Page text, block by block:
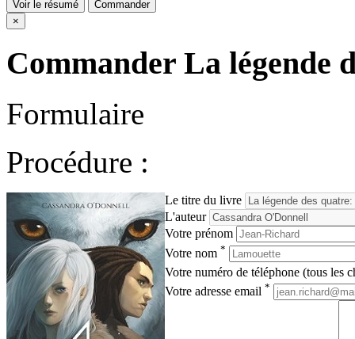
Voir le résumé
Commander
×
Commander La légende
Formulaire
Procédure :
Le titre du livre
L'auteur
Votre prénom
Votre nom *
Votre numéro de téléphone (tous les
Votre adresse email *